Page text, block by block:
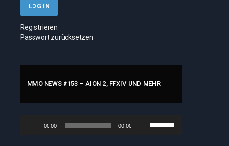
Registrieren
Passwort zurücksetzen
MMO NEWS #153 – AION 2, FFXIV UND MEHR
00:00 00:00